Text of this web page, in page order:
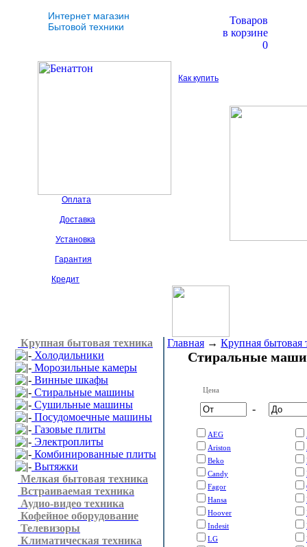
Интернет магазин
Бытовой техники
Товаров
в корзине
0
Как купить
Оплата
Доставка
Установка
Гарантия
Кредит
Крупная бытовая техника
Холодильники
Морозильные камеры
Винные шкафы
Стиральные машины
Сушильные машины
Посудомоечные машины
Газовые плиты
Электроплиты
Комбинированные плиты
Вытяжки
Мелкая бытовая техника
Встраиваемая техника
Аудио-видео техника
Кофейное оборудование
Телевизоры
Климатическая техника
Главная → Крупная бытовая
Стиральные
Цена
-
AEG
Ariston
Beko
Candy
Fagor
Hansa
Hoover
Indesit
LG